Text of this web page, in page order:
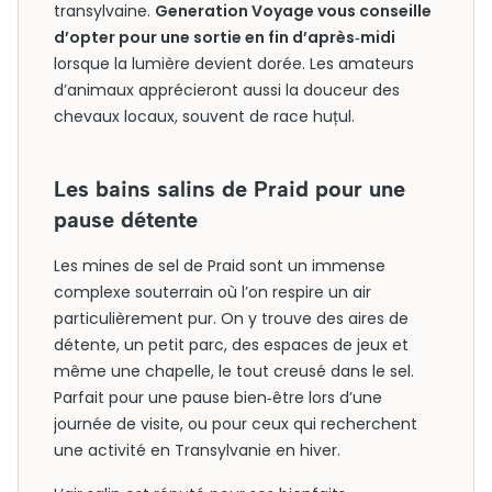
transylvaine. Generation Voyage vous conseille
d’opter pour une sortie en fin d’après‑midi
lorsque la lumière devient dorée. Les amateurs
d’animaux apprécieront aussi la douceur des
chevaux locaux, souvent de race huțul.
Les bains salins de Praid pour une
pause détente
Les mines de sel de Praid sont un immense
complexe souterrain où l’on respire un air
particulièrement pur. On y trouve des aires de
détente, un petit parc, des espaces de jeux et
même une chapelle, le tout creusé dans le sel.
Parfait pour une pause bien‑être lors d’une
journée de visite, ou pour ceux qui recherchent
une activité en Transylvanie en hiver.